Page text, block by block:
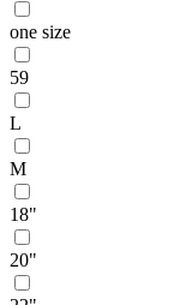
one size
59
L
M
18"
20"